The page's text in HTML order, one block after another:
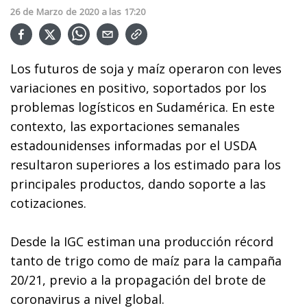
26 de Marzo de 2020 a las 17:20
Los futuros de soja y maíz operaron con leves
variaciones en positivo, soportados por los
problemas logísticos en Sudamérica. En este
contexto, las exportaciones semanales
estadounidenses informadas por el USDA
resultaron superiores a los estimado para los
principales productos, dando soporte a las
cotizaciones.
Desde la IGC estiman una producción récord
tanto de trigo como de maíz para la campaña
20/21, previo a la propagación del brote de
coronavirus a nivel global.